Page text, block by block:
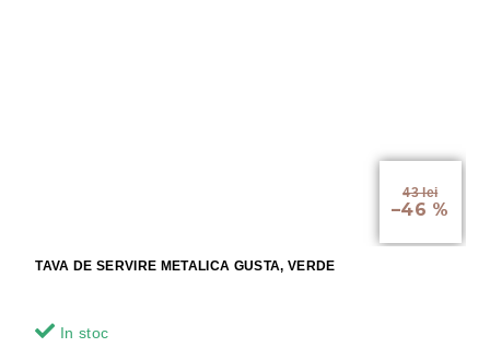
43 lei
–46 %
TAVA DE SERVIRE METALICA GUSTA, VERDE
In stoc